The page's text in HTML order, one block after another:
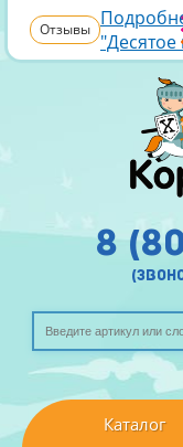
Отзывы
"Десятое
8
Каталог